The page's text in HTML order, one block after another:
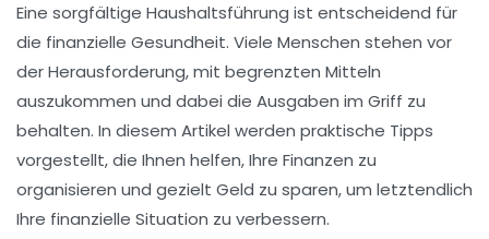
Eine sorgfältige Haushaltsführung ist entscheidend für
die finanzielle Gesundheit. Viele Menschen stehen vor
der Herausforderung, mit begrenzten Mitteln
auszukommen und dabei die Ausgaben im Griff zu
behalten. In diesem Artikel werden praktische Tipps
vorgestellt, die Ihnen helfen, Ihre Finanzen zu
organisieren und gezielt Geld zu sparen, um letztendlich
Ihre finanzielle Situation zu verbessern.